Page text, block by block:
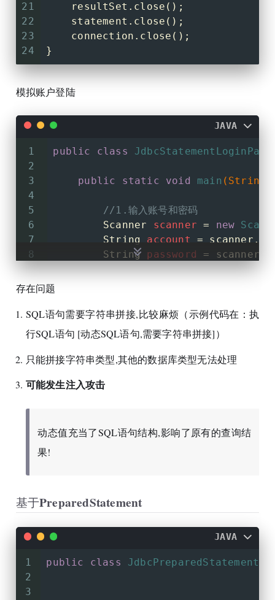
21
22
23
24
    resultSet.close();
    statement.close();
    connection.close();
}
模拟账户登陆
JAVA
1
2
3
4
5
6
7
8
9
10
12
13
14
15
17
20
23
25
27
29
30
31
public class JdbcStatementLoginPart
public static void main
//1.输入账号和密码
Scanner
scanner = new
String
account =
String
password =
        scanner.close();
/**
* 类加载： java文件 -> 编译
* 类加载具体步骤：  加载 【
*                连接 【验证（
         * 以下7种方式会触发类加载：
*  putstatic指令：当程序给静态
*    4. 接口 包含1.8 新特性
*    6. 子类调用会触发父类的静
         */
存在问题
SQL语句需要字符串拼接,比较麻烦（示例代码在：执
行SQL语句 [动态SQL语句,需要字符串拼接]）
只能拼接字符串类型,其他的数据库类型无法处理
可能发生注入攻击
动态值充当了SQL语句结构,影响了原有的查询结
果!
基于PreparedStatement
JAVA
1
2
3
public class